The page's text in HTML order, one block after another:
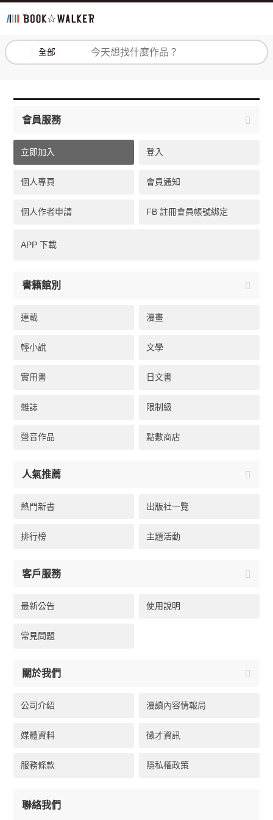
全部 登入 註冊
會員服務
立即加入 登入
個人專頁 會員通知
個人作者申請 FB 註冊會員帳號綁定
APP 下載
書籍館別
連載 漫畫
輕小說 文學
實用書 日文書
雜誌 限制級
聲音作品 點數商店
人氣推薦
熱門新書 出版社一覽
排行榜 主題活動
客戶服務
最新公告 使用說明
常見問題
關於我們
公司介紹 漫讀內容情報局
媒體資料 徵才資訊
服務條款 隱私權政策
聯絡我們